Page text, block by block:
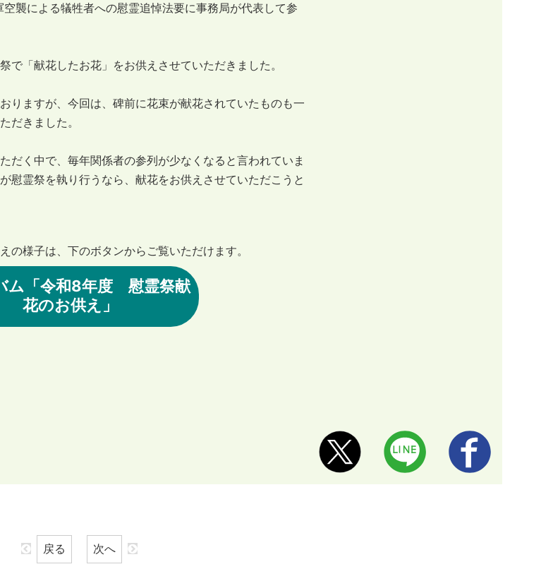
襲による犠牲者への慰霊追悼法要に事務局が代表して参
で「献花したお花」をお供えさせていただきました。
りますが、今回は、碑前に花束が献花されていたものも一
だきました。
だく中で、毎年関係者の参列が少なくなると言われていま
慰霊祭を執り行うなら、献花をお供えさせていただこうと
の様子は、下のボタンからご覧いただけます。
ム「令和8年度 慰霊祭献
花のお供え」